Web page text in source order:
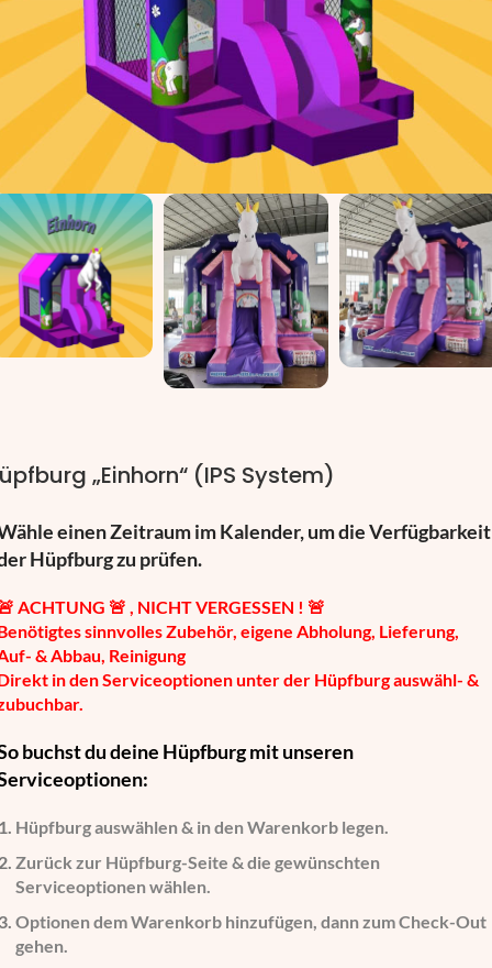
„Einhorn“ (IPS System)
einen Zeitraum im Kalender, um die Verfügbarkeit
Hüpfburg zu prüfen.
ACHTUNG 🚨 , NICHT VERGESSEN ! 🚨
sinnvolles Zubehör, eigene Abholung, Lieferung,
& Abbau, Reinigung
in den Serviceoptionen unter der Hüpfburg auswähl- &
buchst du deine Hüpfburg mit unseren
Hüpfburg auswählen& in den Warenkorb legen.
Zurück zur Hüpfburg-Seite & die gewünschten
Serviceoptionen wählen.
Optionen dem Warenkorb hinzufügen, dann zum Check-Out
gehen.